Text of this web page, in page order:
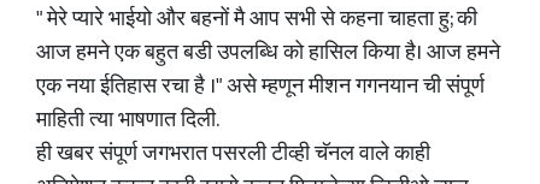
" मेरे प्यारे भाईयो और बहनों मै आप सभी से कहना चाहता हु; की
आज हमने एक बहुत बडी उपलब्धि को हासिल किया है। आज हमने
एक नया ईतिहास रचा है ।" असे म्हणून मीशन गगनयान ची संपूर्ण
माहिती त्या भाषणात दिली.
ही खबर संपूर्ण जगभरात पसरली टीव्ही चॅनल वाले काही